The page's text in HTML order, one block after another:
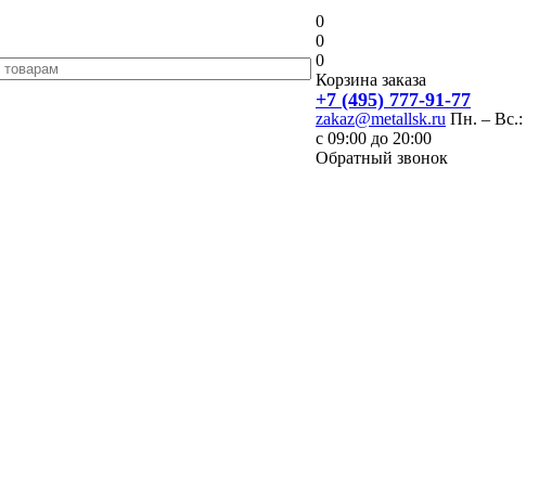
0
0
0
Корзина заказа
+7 (495) 777-91-77
zakaz@metallsk.ru Пн. – Вс.:
с 09:00 до 20:00
Обратный звонок